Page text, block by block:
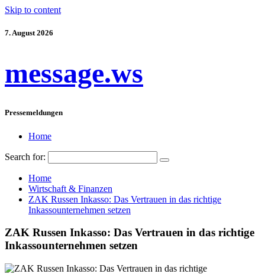
Skip to content
7. August 2026
message.ws
Pressemeldungen
Home
Search for:
Home
Wirtschaft & Finanzen
ZAK Russen Inkasso: Das Vertrauen in das richtige
Inkassounternehmen setzen
ZAK Russen Inkasso: Das Vertrauen in das richtige
Inkassounternehmen setzen